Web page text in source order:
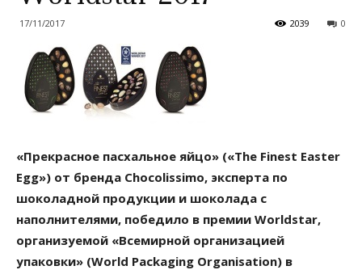
17/11/2017 0
2039
«Прекрасное пасхальное яйцо» («The Finest Easter
Egg») от бренда Chocolissimo, эксперта по
шоколадной продукции и шоколада с
наполнителями, победило в премии Worldstar,
организуемой «Всемирной организацией
упаковки» (World Packaging Organisation) в